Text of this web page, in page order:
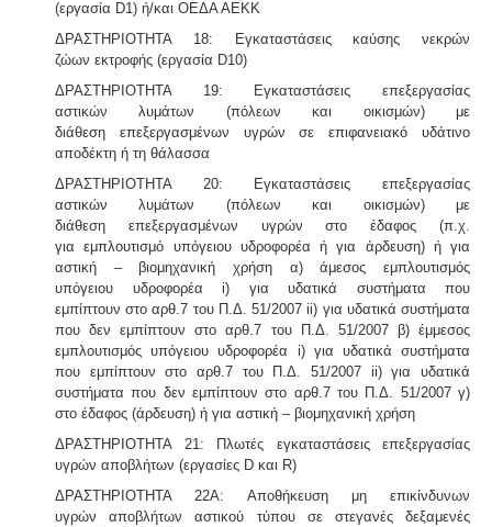
(εργασία D1) ή/και ΟΕΔΑ ΑΕΚΚ
ΔΡΑΣΤΗΡΙΟΤΗΤΑ 18: Εγκαταστάσεις καύσης νεκρών
ζώων εκτροφής (εργασία D10)
ΔΡΑΣΤΗΡΙΟΤΗΤΑ 19: Εγκαταστάσεις επεξεργασίας
αστικών λυμάτων (πόλεων και οικισμών) με
διάθεση επεξεργασμένων υγρών σε επιφανειακό υδάτινο
αποδέκτη ή τη θάλασσα
ΔΡΑΣΤΗΡΙΟΤΗΤΑ 20: Εγκαταστάσεις επεξεργασίας
αστικών λυμάτων (πόλεων και οικισμών) με
διάθεση επεξεργασμένων υγρών στο έδαφος (π.χ.
για εμπλουτισμό υπόγειου υδροφορέα ή για άρδευση) ή για
αστική – βιομηχανική χρήση α) άμεσος εμπλουτισμός
υπόγειου υδροφορέα i) για υδατικά συστήματα που
εμπίπτουν στο αρθ.7 του Π.Δ. 51/2007 ii) για υδατικά συστήματα
που δεν εμπίπτουν στο αρθ.7 του Π.Δ. 51/2007 β) έμμεσος
εμπλουτισμός υπόγειου υδροφορέα i) για υδατικά συστήματα
που εμπίπτουν στο αρθ.7 του Π.Δ. 51/2007 ii) για υδατικά
συστήματα που δεν εμπίπτουν στο αρθ.7 του Π.Δ. 51/2007 γ)
στο έδαφος (άρδευση) ή για αστική – βιομηχανική χρήση
ΔΡΑΣΤΗΡΙΟΤΗΤΑ 21: Πλωτές εγκαταστάσεις επεξεργασίας
υγρών αποβλήτων (εργασίες D και R)
ΔΡΑΣΤΗΡΙΟΤΗΤΑ 22Α: Αποθήκευση μη επικίνδυνων
υγρών αποβλήτων αστικού τύπου σε στεγανές δεξαμενές